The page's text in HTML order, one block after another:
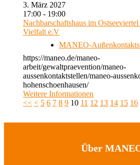
3. März 2027
17:00 - 19:00
Nachbarschaftshaus im
Vielfalt e.V
MANEO-
https://maneo.de/maneo-
arbeit/gewaltpraevention/maneo-
aussenkontaktstellen/maneo-
hohenschoenhausen/
Weitere Informationen
<< < 5 6 7 8 9 10 11 12 13 14 15 16
Über